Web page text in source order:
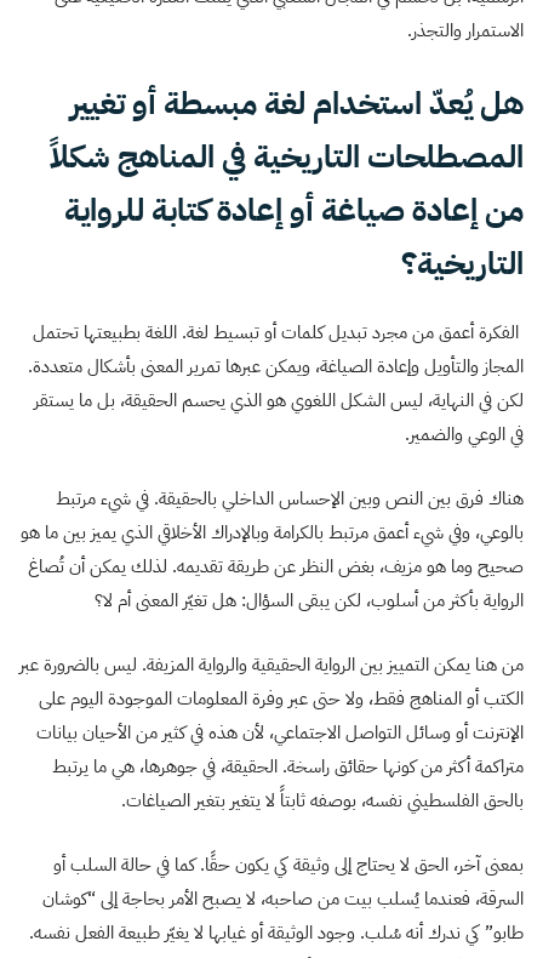
الاستمرار والتجذر.
هل يُعدّ استخدام لغة مبسطة أو تغيير
المصطلحات التاريخية في المناهج شكلاً
من إعادة صياغة أو إعادة كتابة للرواية
التاريخية؟
الفكرة أعمق من مجرد تبديل كلمات أو تبسيط لغة. اللغة بطبيعتها تحتمل
المجاز والتأويل وإعادة الصياغة، ويمكن عبرها تمرير المعنى بأشكال متعددة.
لكن في النهاية، ليس الشكل اللغوي هو الذي يحسم الحقيقة، بل ما يستقر
في الوعي والضمير.
هناك فرق بين النص وبين الإحساس الداخلي بالحقيقة. في شيء مرتبط
بالوعي، وفي شيء أعمق مرتبط بالكرامة وبالإدراك الأخلاقي الذي يميز بين ما هو
صحيح وما هو مزيف، بغض النظر عن طريقة تقديمه. لذلك يمكن أن تُصاغ
الرواية بأكثر من أسلوب، لكن يبقى السؤال: هل تغيّر المعنى أم لا؟
من هنا يمكن التمييز بين الرواية الحقيقية والرواية المزيفة. ليس بالضرورة عبر
الكتب أو المناهج فقط، ولا حتى عبر وفرة المعلومات الموجودة اليوم على
الإنترنت أو وسائل التواصل الاجتماعي، لأن هذه في كثير من الأحيان بيانات
متراكمة أكثر من كونها حقائق راسخة. الحقيقة، في جوهرها، هي ما يرتبط
بالحق الفلسطيني نفسه، بوصفه ثابتاً لا يتغير بتغير الصياغات.
بمعنى آخر، الحق لا يحتاج إلى وثيقة كي يكون حقًا. كما في حالة السلب أو
السرقة، فعندما يُسلب بيت من صاحبه، لا يصبح الأمر بحاجة إلى “كوشان
طابو” كي ندرك أنه سُلب. وجود الوثيقة أو غيابها لا يغيّر طبيعة الفعل نفسه.